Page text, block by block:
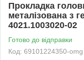
Прокладка
металізована з
4021.1003020-02
Готово до відправки
Код: 69101224350-omg